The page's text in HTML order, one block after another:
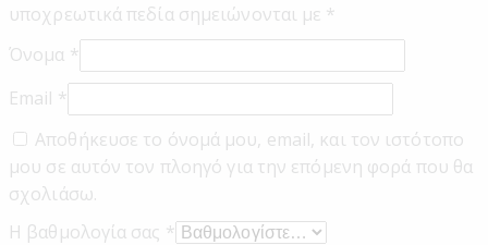
υποχρεωτικά πεδία σημειώνονται με *
Όνομα *
Email *
Αποθήκευσε το όνομά μου, email, και τον ιστότοπο
μου σε αυτόν τον πλοηγό για την επόμενη φορά που θα
σχολιάσω.
Η βαθμολογία σας *